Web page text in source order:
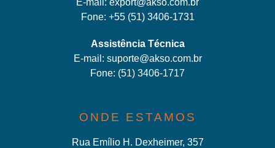
Fone: +55 (51) 3406-1731
Assistência Técnica
E-mail: suporte@akso.com.br
Fone: (51) 3406-1717
ONDE ESTAMOS
Rua Emílio H. Dexheimer, 357